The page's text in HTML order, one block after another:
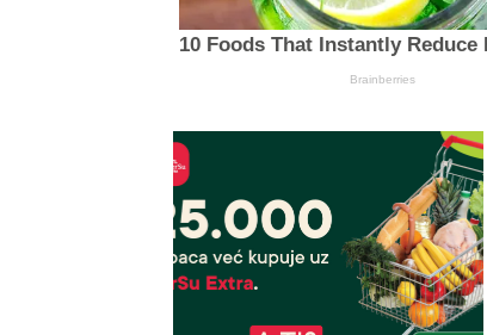
10 Foods That Instantly Reduce
Brainberries